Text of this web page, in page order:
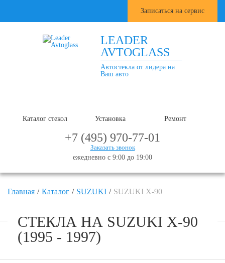
Записаться на сервис
LEADER
AVTOGLASS
Автостекла от лидера на
Ваш авто
Каталог стекол Установка Ремонт
+7 (495) 970-77-01
Заказать звонок
ежедневно с 9:00 до 19:00
Главная Каталог SUZUKI SUZUKI X-90
СТЕКЛА НА SUZUKI X-90
(1995 - 1997)